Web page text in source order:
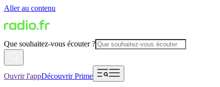
Aller au contenu
Que souhaitez-vous écouter ?
Ouvrir l'appDécouvrir Prime